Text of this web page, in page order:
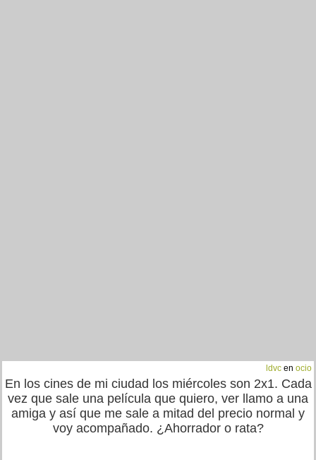
ldvc en ocio
En los cines de mi ciudad los miércoles son 2x1. Cada
vez que sale una película que quiero, ver llamo a una
amiga y así que me sale a mitad del precio normal y
voy acompañado. ¿Ahorrador o rata?